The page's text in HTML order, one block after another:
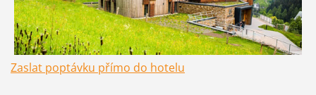
Zaslat poptávku přímo do hotelu